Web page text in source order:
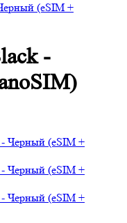
(eSIM +
-